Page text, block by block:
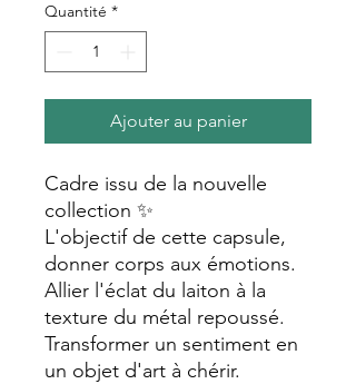
Quantité *
Ajouter au panier
Cadre issu de la nouvelle
collection ✨️
L'objectif de cette capsule,
donner corps aux émotions.
Allier l'éclat du laiton à la
texture du métal repoussé.
Transformer un sentiment en
un objet d'art à chérir.